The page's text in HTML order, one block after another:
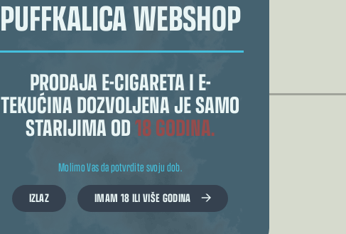
PUFFKALICA WEBSHOP
PRODAJA E-CIGARETA I E-
TEKUĆINA DOZVOLJENA JE SAMO
STARIJIMA OD18 GODINA.
Molimo Vas da potvrdite svoju dob.
IMAM 18 ILI VIŠE GODINA
IZLAZ
POVEZANI PROIZVODI